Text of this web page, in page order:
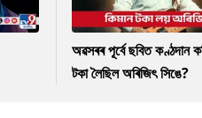
অৱসৰৰ পূৰ্বে ছবিত কণ্ঠদান
টকা লৈছিল অৰিজিৎ সিঙে?